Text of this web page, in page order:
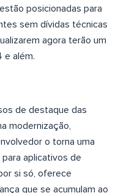
posicionadas para
sem dívidas técnicas
agora terão um
e além.
de destaque das
modernização,
o torna uma
aplicativos de
si só, oferece
que se acumulam ao